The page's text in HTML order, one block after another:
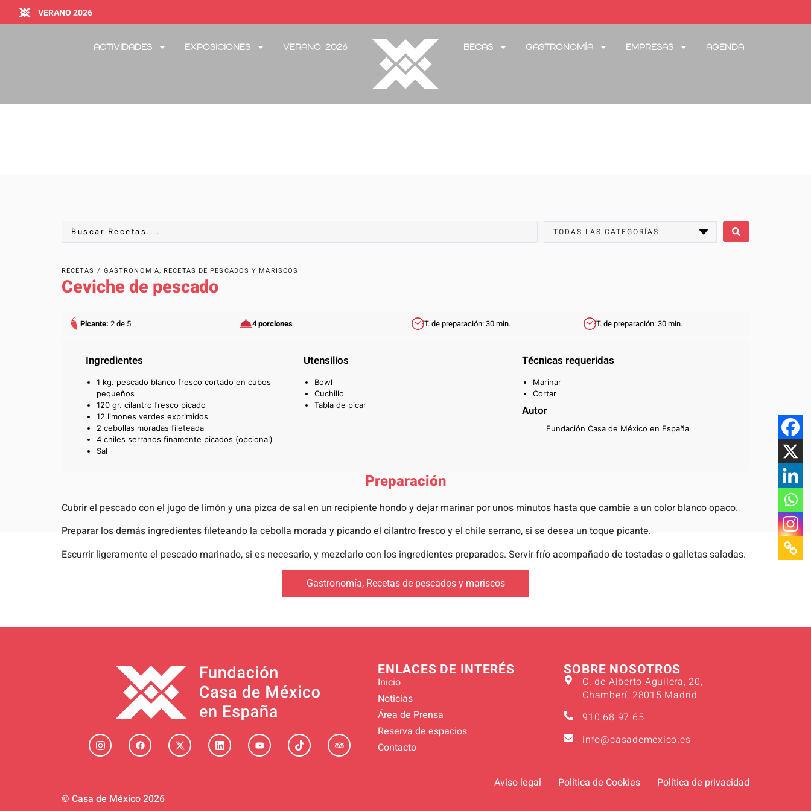
VERANO 2026
Actividades Exposiciones Verano 2026 Becas Gastronomía Empresas Agenda
RECETAS / GASTRONOMÍA, RECETAS DE PESCADOS Y MARISCOS
Ceviche de pescado
Picante: 2 de 5 4 porciones T. de preparación: 30 min. T. de preparación: 30 min.
Ingredientes
1 kg. pescado blanco fresco cortado en cubos
pequeños
120 gr. cilantro fresco picado
12 limones verdes exprimidos
2 cebollas moradas fileteada
4 chiles serranos finamente picados (opcional)
Sal
Utensilios
Bowl
Cuchillo
Tabla de picar
Técnicas requeridas
Marinar
Cortar
Autor
Fundación Casa de México en España
Preparación
Cubrir el pescado con el jugo de limón y una pizca de sal en un recipiente hondo y dejar marinar por unos minutos hasta que cambie a un color blanco opaco.
Preparar los demás ingredientes fileteando la cebolla morada y picando el cilantro fresco y el chile serrano, si se desea un toque picante.
Escurrir ligeramente el pescado marinado, si es necesario, y mezclarlo con los ingredientes preparados. Servir frío acompañado de tostadas o galletas saladas.
Gastronomía, Recetas de pescados y mariscos
ENLACES DE INTERÉS
Inicio
Noticias
Área de Prensa
Reserva de espacios
Contacto
SOBRE NOSOTROS
C. de Alberto Aguilera, 20,
Chamberí, 28015 Madrid
910 68 97 65
info@casademexico.es
© Casa de México 2026
Aviso legal Política de Cookies Política de privacidad